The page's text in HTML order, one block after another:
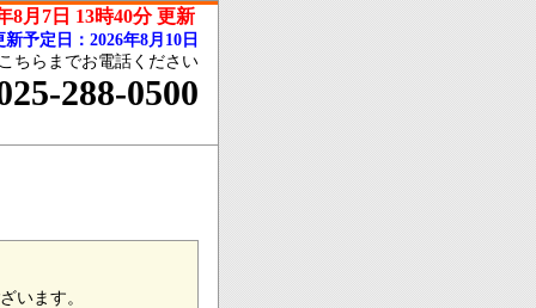
8月7日 13時40分 更新
新予定日：2026年8月10日
ちらまでお電話ください
288-0500
います。